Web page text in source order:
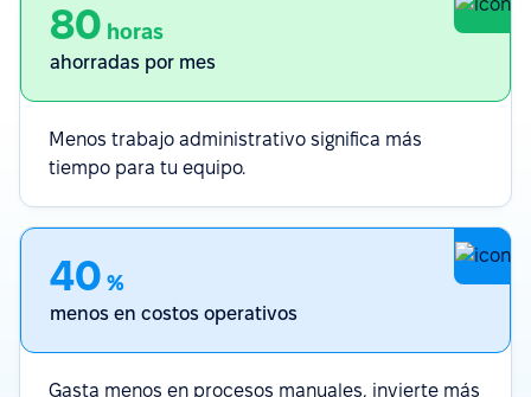
80 horas
ahorradas por mes
Menos trabajo administrativo significa más
tiempo para tu equipo.
40 %
menos en costos operativos
Gasta menos en procesos manuales, invierte más